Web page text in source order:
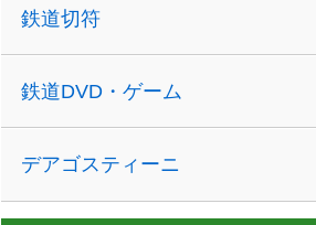
鉄道切符
鉄道DVD・ゲーム
デアゴスティーニ